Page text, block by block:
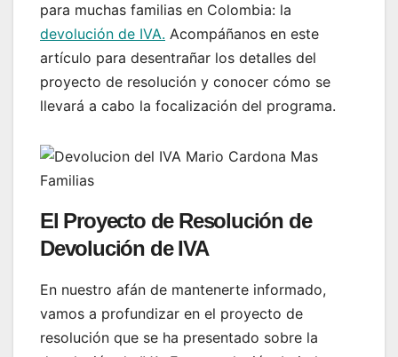
para muchas familias en Colombia: la
devolución de IVA. Acompáñanos en este
artículo para desentrañar los detalles del
proyecto de resolución y conocer cómo se
llevará a cabo la focalización del programa.
El Proyecto de Resolución de
Devolución de IVA
En nuestro afán de mantenerte informado,
vamos a profundizar en el proyecto de
resolución que se ha presentado sobre la